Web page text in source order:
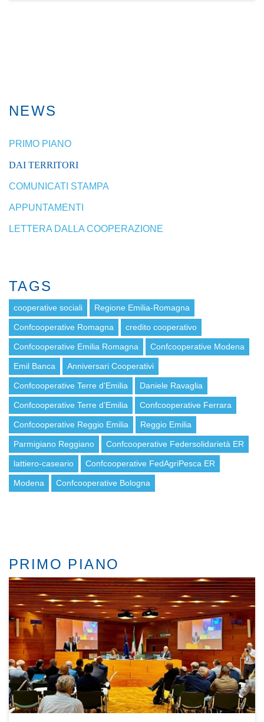
NEWS
PRIMO PIANO
DAI TERRITORI
COMUNICATI STAMPA
APPUNTAMENTI
LETTERA DALLA COOPERAZIONE
TAGS
cooperative sociali Regione Emilia-Romagna
Confcooperative Romagna credito cooperativo
Confcooperative Emilia Romagna Confcooperative Modena
Emil Banca Anniversari Cooperativi
Confcooperative Terre d'Emilia Daniele Ravaglia
Confcooperative Terre d’Emilia Confcooperative Ferrara
Confcooperative Reggio Emilia Reggio Emilia
Parmigiano Reggiano Confcooperative Federsolidarietà ER
lattiero-caseario Confcooperative FedAgriPesca ER
Modena Confcooperative Bologna
PRIMO PIANO